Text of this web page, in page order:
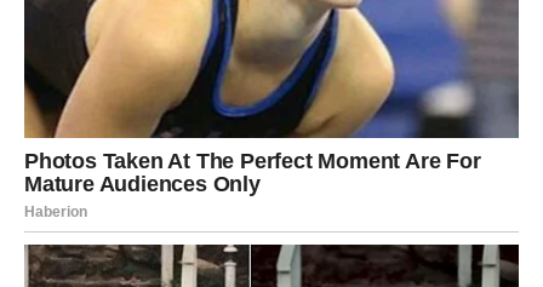
luksuznom načinu života. Njegova ljubav prema automobilima,
putovanjima i provodu dodatno naglašava njegov status u
svetu estrade. Njegova kolekcija automobila, koja uključuje
neka od najpoznatijih imena u industriji luksuznih vozila, ne
ostavlja nikoga ravnodušnim. Mnogi veruju da je njegovo
bogatstvo mnogo veće od onoga što se može videti na
površini. Đani se ne ustručava da uživa u plodovima svog
rada, ali istovremeno pokazuje odgovornost u upravljanju
svojim finansijama, što je posebno važno u muzičkoj industriji,